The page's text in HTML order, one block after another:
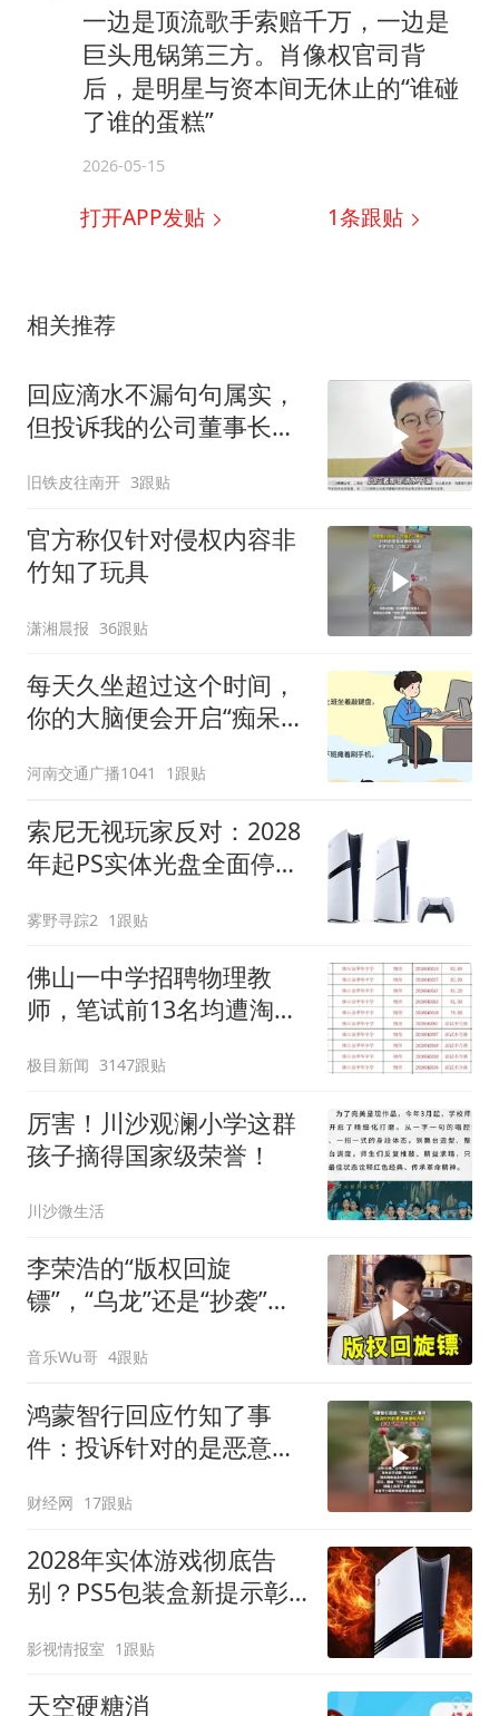
一边是顶流歌手索赔千万，一边是
巨头甩锅第三方。肖像权官司背
后，是明星与资本间无休止的“谁碰
了谁的蛋糕”
2026-05-15
打开APP发贴 1条跟贴
相关推荐
回应滴水不漏句句属实，
但投诉我的公司董事长叫
旧铁皮往南开 3跟贴
官方称仅针对侵权内容非
竹知了玩具
潇湘晨报 36跟贴
每天久坐超过这个时间，
你的大脑便会开启“痴呆加
河南交通广播1041 1跟贴
索尼无视玩家反对：2028
年起PS实体光盘全面停
雾野寻踪2 1跟贴
佛山一中学招聘物理教
师，笔试前13名均遭淘
聘，成立调查组全面核查
极目新闻 3147跟贴
厉害！川沙观澜小学这群
孩子摘得国家级荣誉！
川沙微生活
李荣浩的“版权回旋
镖”，“乌龙”还是“抄袭”，
音乐Wu哥 4跟贴
鸿蒙智行回应竹知了事
件：投诉针对的是恶意剪
化肖像等
财经网 17跟贴
2028年实体游戏彻底告
别？PS5包装盒新提示彰
影视情报室 1跟贴
天空硬糖消